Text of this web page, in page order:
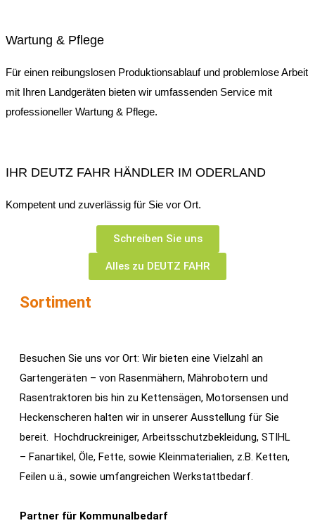
IHR DEUTZ FAHR HÄNDLER IM ODERLAND
Kompetent und zuverlässig für Sie vor Ort.
Schreiben Sie uns
Alles zu DEUTZ FAHR
Wartung & Pflege
Für einen reibungslosen Produktionsablauf und problemlose Arbeit
mit Ihren Landgeräten bieten wir umfassenden Service mit
professioneller Wartung & Pflege.
Sortiment
Besuchen Sie uns vor Ort: Wir bieten eine Vielzahl an
Gartengeräten – von Rasenmähern, Mährobotern und
Rasentraktoren bis hin zu Kettensägen, Motorsensen und
Heckenscheren halten wir in unserer Ausstellung für Sie
bereit. Hochdruckreiniger, Arbeitsschutzbekleidung, STIHL
– Fanartikel, Öle, Fette, sowie Kleinmaterialien, z.B. Ketten,
Feilen u.ä., sowie umfangreichen Werkstattbedarf.
Partner für Kommunalbedarf